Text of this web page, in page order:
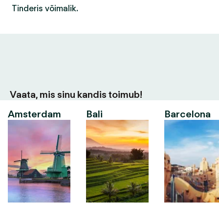
Tinderis võimalik.
Vaata, mis sinu kandis toimub!
Amsterdam
Bali Barcelona